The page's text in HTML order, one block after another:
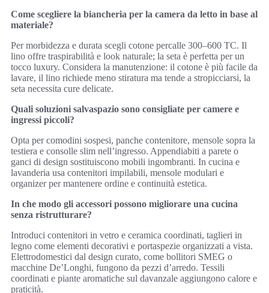
Come scegliere la biancheria per la camera da letto in base al
materiale?
Per morbidezza e durata scegli cotone percalle 300–600 TC. Il
lino offre traspirabilità e look naturale; la seta è perfetta per un
tocco luxury. Considera la manutenzione: il cotone è più facile da
lavare, il lino richiede meno stiratura ma tende a stropicciarsi, la
seta necessita cure delicate.
Quali soluzioni salvaspazio sono consigliate per camere e
ingressi piccoli?
Opta per comodini sospesi, panche contenitore, mensole sopra la
testiera e consolle slim nell’ingresso. Appendiabiti a parete o
ganci di design sostituiscono mobili ingombranti. In cucina e
lavanderia usa contenitori impilabili, mensole modulari e
organizer per mantenere ordine e continuità estetica.
In che modo gli accessori possono migliorare una cucina
senza ristrutturare?
Introduci contenitori in vetro e ceramica coordinati, taglieri in
legno come elementi decorativi e portaspezie organizzati a vista.
Elettrodomestici dal design curato, come bollitori SMEG o
macchine De’Longhi, fungono da pezzi d’arredo. Tessili
coordinati e piante aromatiche sul davanzale aggiungono calore e
praticità.